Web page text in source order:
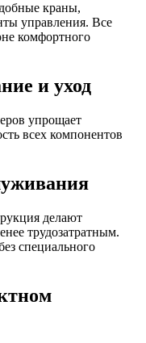
краны,
управления. Все
комфортного
и уход
упрощает
всех компонентов
делают
трудозатратным.
специального